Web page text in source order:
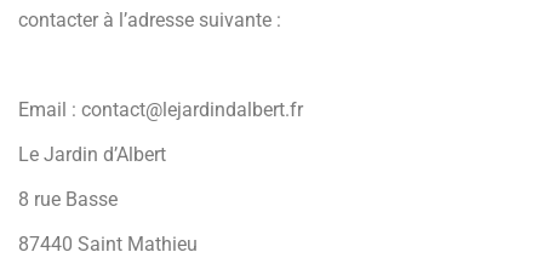
contacter à l’adresse suivante :
Email : contact@lejardindalbert.fr
Le Jardin d’Albert
8 rue Basse
87440 Saint Mathieu